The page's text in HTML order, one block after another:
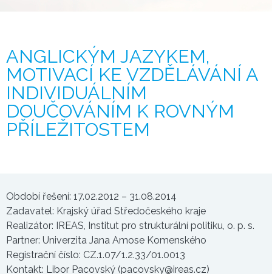
ANGLICKÝM JAZYKEM,
MOTIVACÍ KE VZDĚLÁVÁNÍ A
INDIVIDUÁLNÍM
DOUČOVÁNÍM K ROVNÝM
PŘÍLEŽITOSTEM
Období řešení: 17.02.2012 – 31.08.2014
Zadavatel: Krajský úřad Středočeského kraje
Realizátor: IREAS, Institut pro strukturální politiku, o. p. s.
Partner: Univerzita Jana Amose Komenského
Registrační číslo: CZ.1.07/1.2.33/01.0013
Kontakt: Libor Pacovský (pacovsky@ireas.cz)